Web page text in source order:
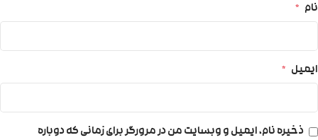
نام *
ایمیل *
ذخیره نام، ایمیل و وبسایت من در مرورگر برای زمانی که دوباره